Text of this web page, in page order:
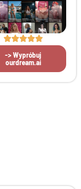
-> Wypróbuj
ourdream.ai